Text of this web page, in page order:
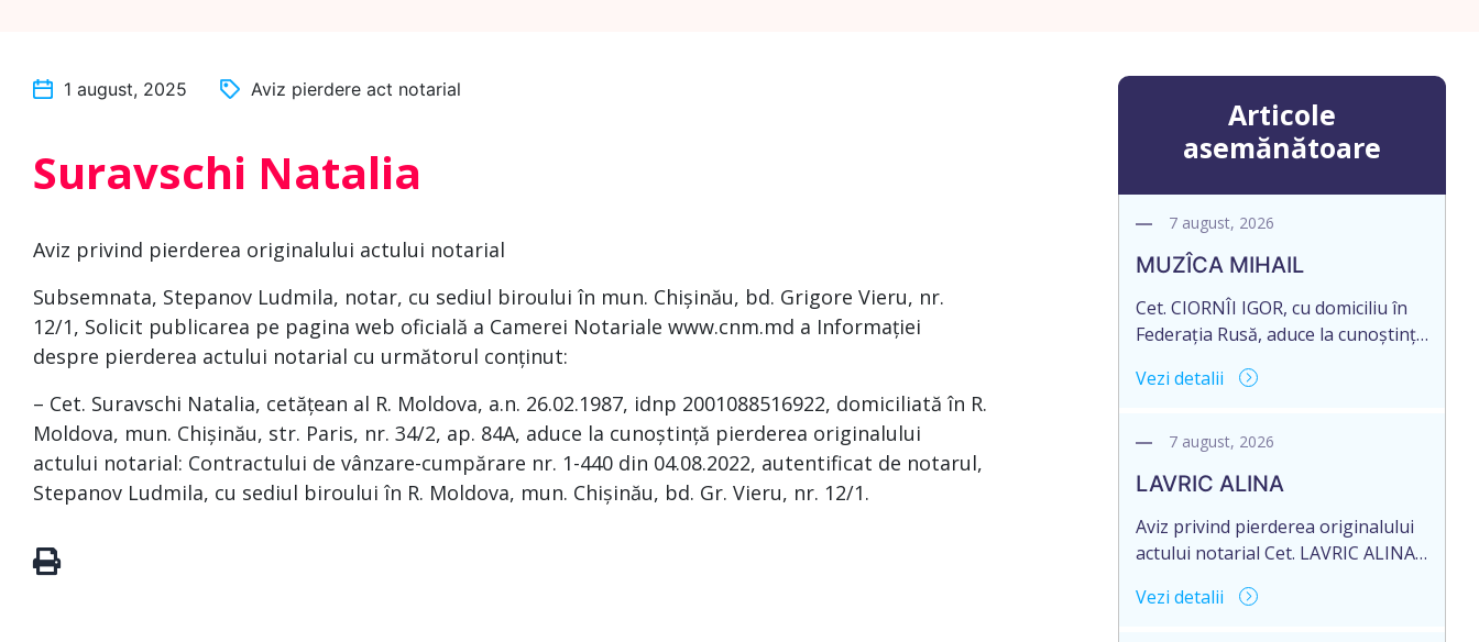
1 august, 2025 Aviz pierdere act notarial
Suravschi Natalia
Aviz privind pierderea originalului actului notarial
Subsemnata, Stepanov Ludmila, notar, cu sediul biroului în mun. Chișinău, bd. Grigore Vieru, nr.
12/1, Solicit publicarea pe pagina web oficială a Camerei Notariale www.cnm.md a Informației
despre pierderea actului notarial cu următorul conținut:
– Cet. Suravschi Natalia, cetățean al R. Moldova, a.n. 26.02.1987, idnp 2001088516922, domiciliată în R.
Moldova, mun. Chișinău, str. Paris, nr. 34/2, ap. 84A, aduce la cunoștință pierderea originalului
actului notarial: Contractului de vânzare-cumpărare nr. 1-440 din 04.08.2022, autentificat de notarul,
Stepanov Ludmila, cu sediul biroului în R. Moldova, mun. Chișinău, bd. Gr. Vieru, nr. 12/1.
Articole
asemănătoare
7 august, 2026
MUZÎCA MIHAIL
Cet. CIORNÎI IGOR, cu domiciliu în
Federația Rusă, aduce la cunoștință
notariale: Contract de vînzare-
locuinței în proprietate privată nr.
BNS or. Dondușeni.
Vezi detalii
7 august, 2026
LAVRIC ALINA
Aviz privind pierderea originalului
actului notarial Cet. LAVRIC ALINA,
raionul Briceni, Republica Moldova,
Vezi detalii